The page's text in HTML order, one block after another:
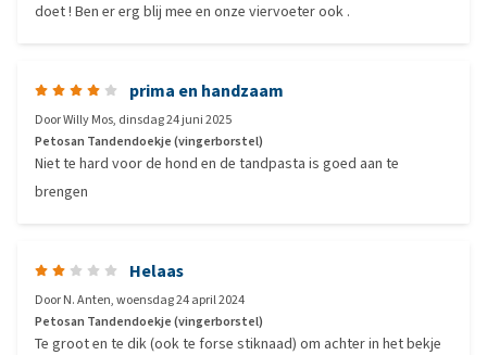
doet ! Ben er erg blij mee en onze viervoeter ook .
prima en handzaam
DoorWilly Mos, dinsdag 24 juni 2025
Petosan Tandendoekje (vingerborstel)
Niet te hard voor de hond en de tandpasta is goed aan te
brengen
Helaas
DoorN. Anten,woensdag 24 april 2024
Petosan Tandendoekje (vingerborstel)
Te groot en te dik (ook te forse stiknaad) om achter in het bekje